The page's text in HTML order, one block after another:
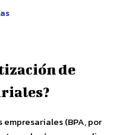
de
(BPA, por